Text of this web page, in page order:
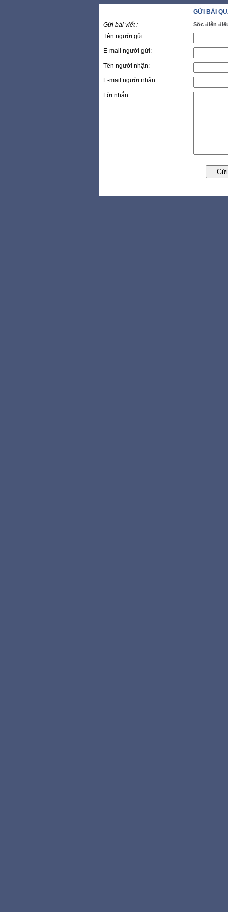
GỬI BÀI
Gửi bài viết :
Sốc điện
Tên người gửi:
E-mail người gửi:
Tên người nhận:
E-mail người nhận:
Lời nhắn: